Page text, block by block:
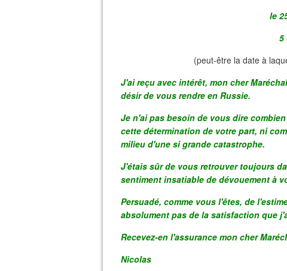
le
5
(peut-être la date à
J'ai reçu avec intérêt, mon cher
désir de vous rendre en Russie.
Je n'ai pas besoin de vous dire
cette détermination de votre part, ni
milieu d'une si grande catastrophe.
J'étais sûr de vous retrouver toujours
sentiment insatiable de dévouement à
Persuadé, comme vous l'êtes, de
absolument pas de la satisfaction que
Recevez-en l'assurance mon cher
Nicolas